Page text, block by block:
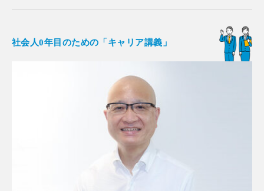
社会人0年目のための「キャリア講義」